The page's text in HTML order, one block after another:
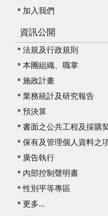
加入我們
資訊公開
法規及行政規則
本團組織、職掌
施政計畫
業務統計及研究報告
預決算
書面之公共工程及採購
保有及管理個人資料之
廣告執行
內部控制聲明書
性別平等專區
更多...